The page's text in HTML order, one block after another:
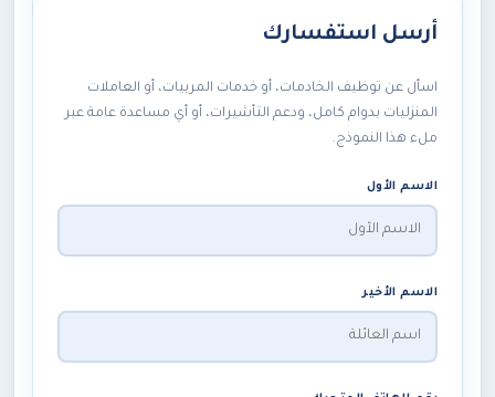
أرسل استفسارك
اسأل عن توظيف الخادمات، أو خدمات المربيات، أو العاملات
المنزليات بدوام كامل، ودعم التأشيرات، أو أي مساعدة عامة عبر
ملء هذا النموذج.
الاسم الأول
الاسم الأخير